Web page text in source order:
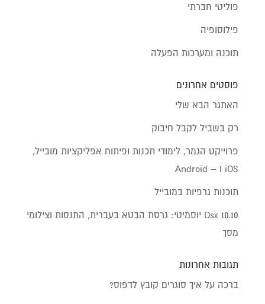
פוליטי חברתי
פילוסופיה
תוכנה ומערכות הפעלה
פוסטים אחרונים
האתגר הבא שלי
רק בשביל לקבל חיבוק
פרוייקט הגמר, לימודי תכנות ופיתוח אפליקציות מובייל,
iOS ו – Android
תוכנות גרפיות במובייל
Osx 10.10 יוסמיטי: גרסת הבטא בעברית, התנסות וצילומי
מסך
תגובות אחרונות
ברכה על איך סוגרים קובץ לדפוס?